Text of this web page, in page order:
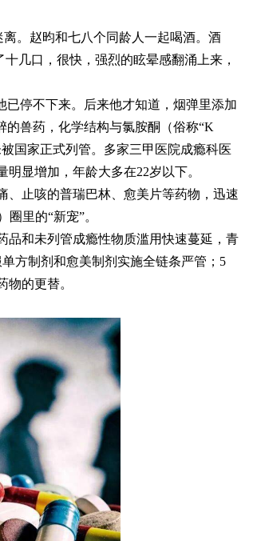
。赵昀和七八个同龄人一起喝酒。酒
几口，很快，强烈的眩晕感翻涌上来，
已停不下来。后来他才知道，烟弹里添加
的兽药，化学结构与氯胺酮（俗称“K
国家正式列管。多家三甲医院成瘾科医
显增加，年龄大多在22岁以下。
、止咳的普瑞巴林、愈美片等药物，迅速
里的“新宠”。
品和未列管成瘾性物质滥用快速蔓延，青
方制剂和愈美制剂实施全链条严管；5
的更替。